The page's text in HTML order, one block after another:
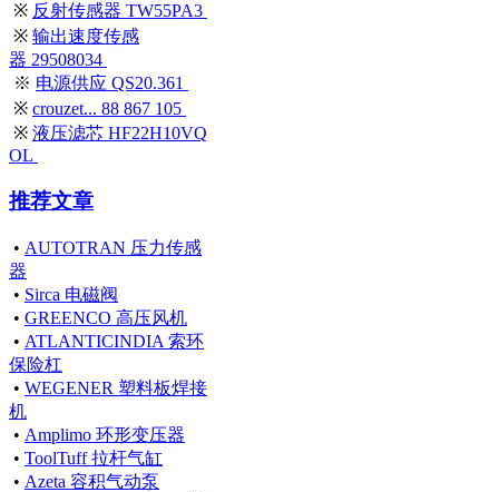
※ 反射传感器 TW55PA3
※ 输出速度传感
器 29508034
※ 电源供应 QS20.361
※ crouzet... 88 867 105
※ 液压滤芯 HF22H10VQ
OL
推荐文章
• AUTOTRAN 压力传感
器
• Sirca 电磁阀
• GREENCO 高压风机
• ATLANTICINDIA 索环
保险杠
• WEGENER 塑料板焊接
机
• Amplimo 环形变压器
• ToolTuff 拉杆气缸
• Azeta 容积气动泵